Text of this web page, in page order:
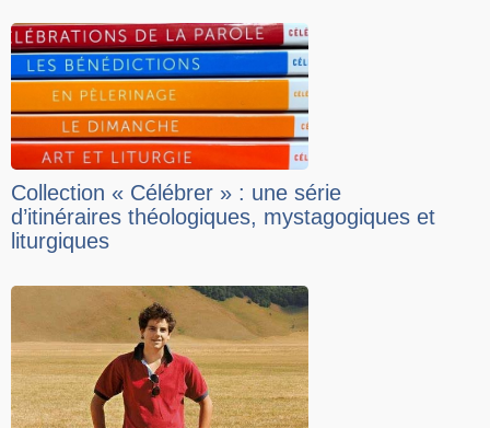
Collection « Célébrer » : une série
d’itinéraires théologiques, mystagogiques et
liturgiques